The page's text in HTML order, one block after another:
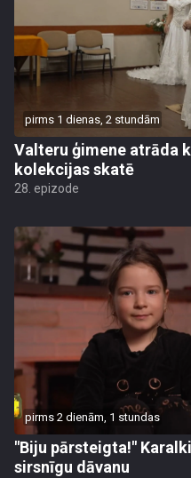
pirms 1 dienas, 2 stundām
Valteru ģimene atrāda
kolekcijas skatē
28. epizode
pirms 2 dienām, 1 stundas
"Biju pārsteigta!"
sirsnīgu dāvanu